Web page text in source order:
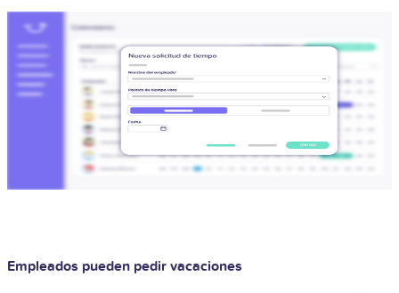
Empleados pueden pedir vacaciones